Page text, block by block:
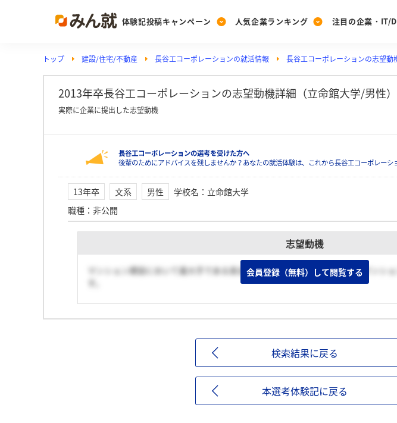
体験記投稿キャンペーン
Post
投稿する
[27卒] 本選考体験
人気企業ランキング
Ranking
ランキングを見る
みんなのDX企業就
Vote
投票する
注目の企業・IT/
PickUp
注目の企業特集
トップ 建設/住宅/不動産 長谷工コーポレーションの就活情報 長谷工コーポレーションの志望動
2013年卒長谷工コーポレーションの志望動機詳細（立命館大学/男性）
実際に企業に提出した志望動機
長谷工コーポレーションの選考を受けた方へ
後輩のためにアドバイスを残しませんか？あなたの就活体験は、これから長谷工コーポレーシ
13年卒 文系 男性 学校名 ： 立命館大学
職種 ： 非公開
志望動機
マンション建設において最大手である長谷工であれば、スケールの大きいマンシ
会員登録（無料）して閲覧する
検索結果に戻る
本選考体験記に戻る